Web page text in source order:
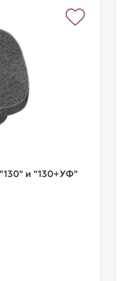
и "130+УФ"